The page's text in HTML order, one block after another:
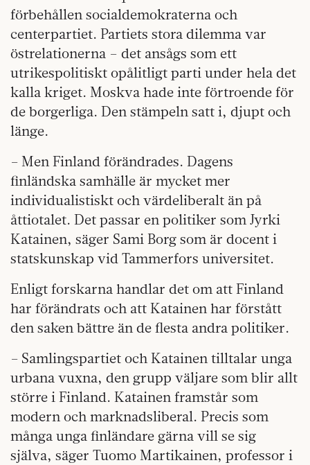
förbehållen socialdemokraterna och
centerpartiet. Partiets stora dilemma var
östrelationerna – det ansågs som ett
utrikespolitiskt opålitligt parti under hela det
kalla kriget. Moskva hade inte förtroende för
de borgerliga. Den stämpeln satt i, djupt och
länge.
– Men Finland förändrades. Dagens
finländska samhälle är mycket mer
individualistiskt och värdeliberalt än på
åttiotalet. Det passar en politiker som Jyrki
Katainen, säger Sami Borg som är docent i
statskunskap vid Tammerfors universitet.
Enligt forskarna handlar det om att Finland
har förändrats och att Katainen har förstått
den saken bättre än de flesta andra politiker.
– Samlingspartiet och Katainen tilltalar unga
urbana vuxna, den grupp väljare som blir allt
större i Finland. Katainen framstår som
modern och marknadsliberal. Precis som
många unga finländare gärna vill se sig
själva, säger Tuomo Martikainen, professor i